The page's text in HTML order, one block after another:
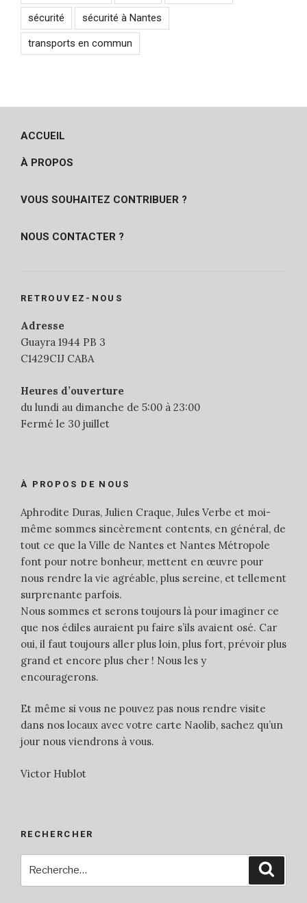
sécurité sécurité à Nantes
transports en commun
ACCUEIL
À PROPOS
VOUS SOUHAITEZ CONTRIBUER ?
NOUS CONTACTER ?
RETROUVEZ-NOUS
Adresse
Guayra 1944 PB 3
C1429CIJ CABA
Heures d’ouverture
du lundi au dimanche de 5:00 à 23:00
Fermé le 30 juillet
À PROPOS DE NOUS
Aphrodite Duras, Julien Craque, Jules Verbe et moi-
même sommes sincèrement contents, en général, de
tout ce que la Ville de Nantes et Nantes Métropole
font pour notre bonheur, mettent en œuvre pour
nous rendre la vie agréable, plus sereine, et tellement
surprenante parfois.
Nous sommes et serons toujours là pour imaginer ce
que nos édiles auraient pu faire s’ils avaient osé. Car
oui, il faut toujours aller plus loin, plus fort, prévoir plus
grand et encore plus cher ! Nous les y
encouragerons.
Et même si vous ne pouvez pas nous rendre visite
dans nos locaux avec votre carte Naolib, sachez qu’un
jour nous viendrons à vous.
Victor Hublot
RECHERCHER